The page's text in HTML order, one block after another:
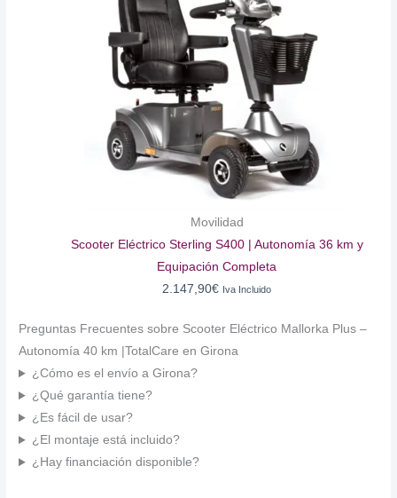
Movilidad
Scooter Eléctrico Sterling S400 | Autonomía 36 km y
Equipación Completa
2.147,90€ Iva Incluido
Preguntas Frecuentes sobre Scooter Eléctrico Mallorka Plus –
Autonomía 40 km |TotalCare en Girona
¿Cómo es el envío a Girona?
¿Qué garantía tiene?
¿Es fácil de usar?
¿El montaje está incluido?
¿Hay financiación disponible?